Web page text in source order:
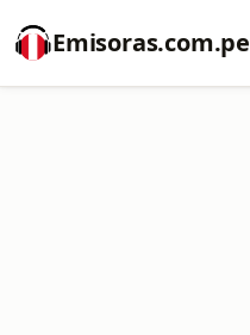
Emisoras.com.pe